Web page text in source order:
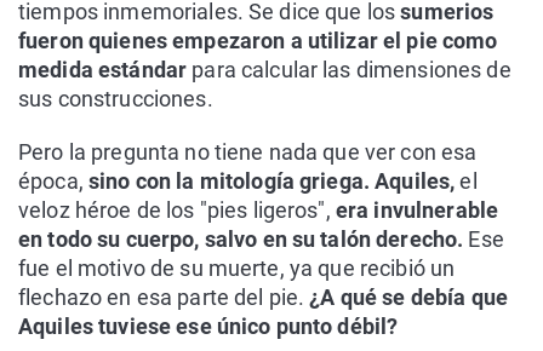
tiempos inmemoriales. Se dice que lossumerios
fueron quienes empezaron a utilizar el pie como
medida estándar para calcular las dimensiones de
sus construcciones.
Pero la pregunta no tiene nada que ver con esa
época, sino con la mitología griega. Aquiles,el
veloz héroe de los "pies ligeros", era invulnerable
en todo su cuerpo, salvo en su talón derecho. Ese
fue el motivo de su muerte, ya que recibió un
flechazo en esa parte del pie. ¿A qué se debía que
Aquiles tuviese ese único punto débil?